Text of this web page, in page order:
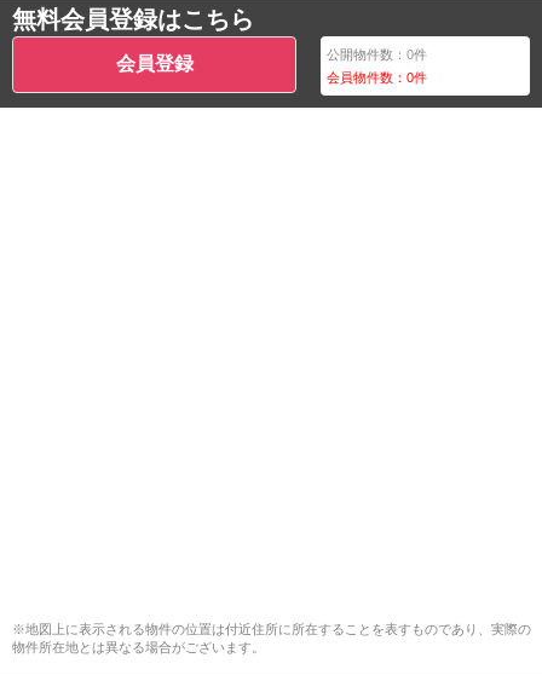
無料会員登録はこちら
会員登録 公開物件数：0件
会員物件数：0件
※地図上に表示される物件の位置は付近住所に所在することを表すものであり、実際の
物件所在地とは異なる場合がございます。